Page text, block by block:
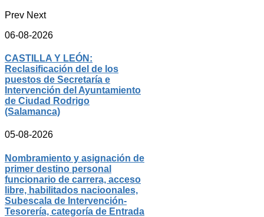
Prev Next
06-08-2026
CASTILLA Y LEÓN:
Reclasificación del de los
puestos de Secretaría e
Intervención del Ayuntamiento
de Ciudad Rodrigo
(Salamanca)
05-08-2026
Nombramiento y asignación de
primer destino personal
funcionario de carrera, acceso
libre, habilitados nacioonales,
Subescala de Intervención-
Tesorería, categoría de Entrada